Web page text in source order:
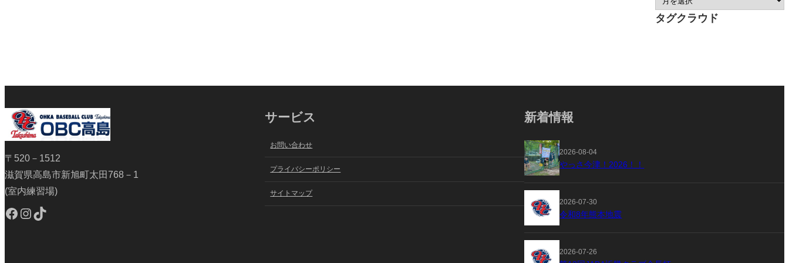
タグクラウド
〒520－1512
滋賀県高島市新旭町太田768－1
(室内練習場)
Facebook Instagram TikTok
サービス
お問い合わせ
プライバシーポリシー
サイトマップ
新着情報
2026-08-04
やっさ今津！2026！！
2026-07-30
令和8年熊本地震
2026-07-26